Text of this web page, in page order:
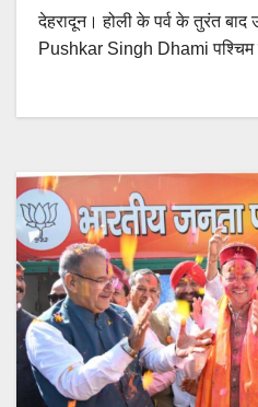
देहरादून। होली के पर्व के तुरंत बाद
Pushkar Singh Dhami पश्चिम